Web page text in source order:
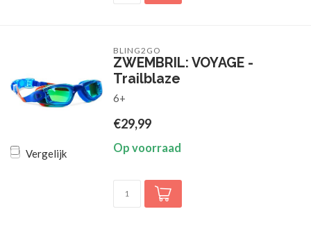
Vergelijk
BLING2GO
ZWEMBRIL: VOYAGE -
Trailblaze
6+
€29,99
Op voorraad